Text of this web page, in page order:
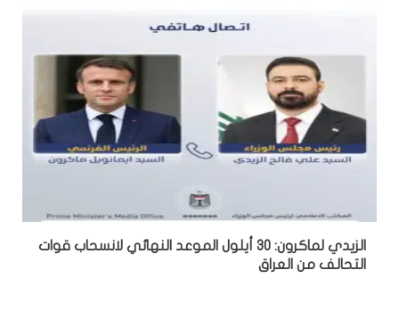
الزيدي لماكرون: 30 أيلول الموعد النهائي لانسحاب قوات
التحالف من العراق